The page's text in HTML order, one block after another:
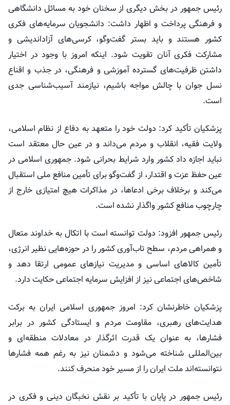
رئیس جمهور در بخش دیگری از سخنان خود به مسائل دانشگاهی
و فرهنگی پرداخت و اظهار داشت: دانشجویان سرمایه‌های فکری
کشور هستند و باید بستر گفت‌وگو، کرسی‌های آزاداندیشی و
مشارکت فکری آنان تقویت شود. اینکه امروز با وجود در اختیار
داشتن ظرفیت‌های گسترده آموزشی و فرهنگی، در جذب و اقناع
نسل جوان با چالش مواجه باشیم، نیازمند آسیب‌شناسی جدی
است.
پزشکیان تأکید کرد: دولت خود را متعهد به دفاع از نظام اسلامی،
ولایت فقیه، انقلاب و مردم می‌داند و در عین حال معتقد است
نباید اجازه داد کشور وارد شرایط بحرانی شود. جمهوری اسلامی در
عین حفظ عزت و اقتدار، از گفت‌وگو برای تأمین منافع ملی استقبال
می‌کند و برخلاف برخی ادعاها، در مذاکرات هیچ امتیازی خارج از
چارچوب منافع کشور واگذار نشده است.
رئیس جمهور افزود: دولت توانسته است با اتکال به خداوند متعال
و همراهی مردم، سطح تاب‌آوری کشور را در حوزه‌هایی نظیر انرژی،
تأمین کالاهای اساسی و مدیریت نیازهای عمومی ارتقا دهد و
شاخص‌های اجتماعی نیز از افزایش سرمایه اجتماعی حکایت دارد.
پزشکیان خاطرنشان کرد: امروز جمهوری اسلامی ایران به برکت
هدایت‌های رهبری، مقاومت مردم و ایستادگی کشور در برابر
فشارها، به عنوان یک قدرت اثرگذار در معادلات منطقه‌ای و
بین‌المللی شناخته می‌شود و دشمنان نیز به رغم همه فشارها
نتوانسته‌اند ملت ایران را از مسیر خود منحرف کنند.
رئیس جمهور در پایان با تأکید بر نقش نخبگان دینی و فکری در